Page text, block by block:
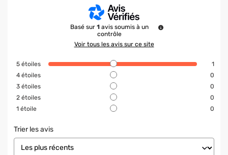
Basé sur 1 avis soumis à un
contrôle
Voir tous les avis sur ce site
5 étoiles
1
4 étoiles
0
3 étoiles
0
2 étoiles
0
1 étoile 0
Trier les avis